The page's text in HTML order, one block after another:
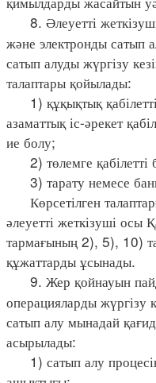
8. Әлеуетті
және электронды
сатып алуды жүргізу
талаптары қойылады:
1) құқықтық
азаматтық іс-әрекет
ие болу;
2) төлемге қабілетті
3) тарату немесе
Көрсетілген
әлеуетті жеткізуші осы
тармағының 2), 5), 10)
құжаттарды ұсынады.
9. Жер қойнауын
операцияларды
сатып алу мынадай
асырылады:
1) сатып алу